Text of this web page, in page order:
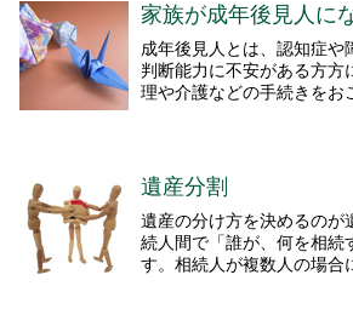
家族が成年後見人に
成年後見人とは、認知症や
判断能力に不安がある方方
理や介護などの手続きを
遺産分割
遺産の分け方を決めるのが
続人間で「誰が、何を相続
す。相続人が複数人の場